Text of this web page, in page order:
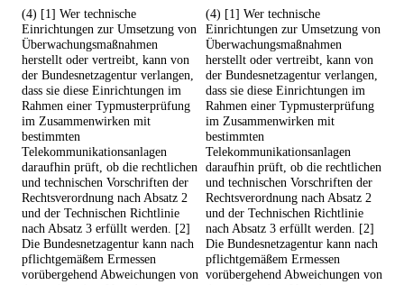
(4) [1] Wer technische
Einrichtungen zur Umsetzung von
Überwachungsmaßnahmen
herstellt oder vertreibt, kann von
der Bundesnetzagentur verlangen,
dass sie diese Einrichtungen im
Rahmen einer Typmusterprüfung
im Zusammenwirken mit
bestimmten
Telekommunikationsanlagen
daraufhin prüft, ob die rechtlichen
und technischen Vorschriften der
Rechtsverordnung nach Absatz 2
und der Technischen Richtlinie
nach Absatz 3 erfüllt werden. [2]
Die Bundesnetzagentur kann nach
pflichtgemäßem Ermessen
vorübergehend Abweichungen von
(4) [1] Wer technische
Einrichtungen zur Umsetzung von
Überwachungsmaßnahmen
herstellt oder vertreibt, kann von
der Bundesnetzagentur verlangen,
dass sie diese Einrichtungen im
Rahmen einer Typmusterprüfung
im Zusammenwirken mit
bestimmten
Telekommunikationsanlagen
daraufhin prüft, ob die rechtlichen
und technischen Vorschriften der
Rechtsverordnung nach Absatz 2
und der Technischen Richtlinie
nach Absatz 3 erfüllt werden. [2]
Die Bundesnetzagentur kann nach
pflichtgemäßem Ermessen
vorübergehend Abweichungen von